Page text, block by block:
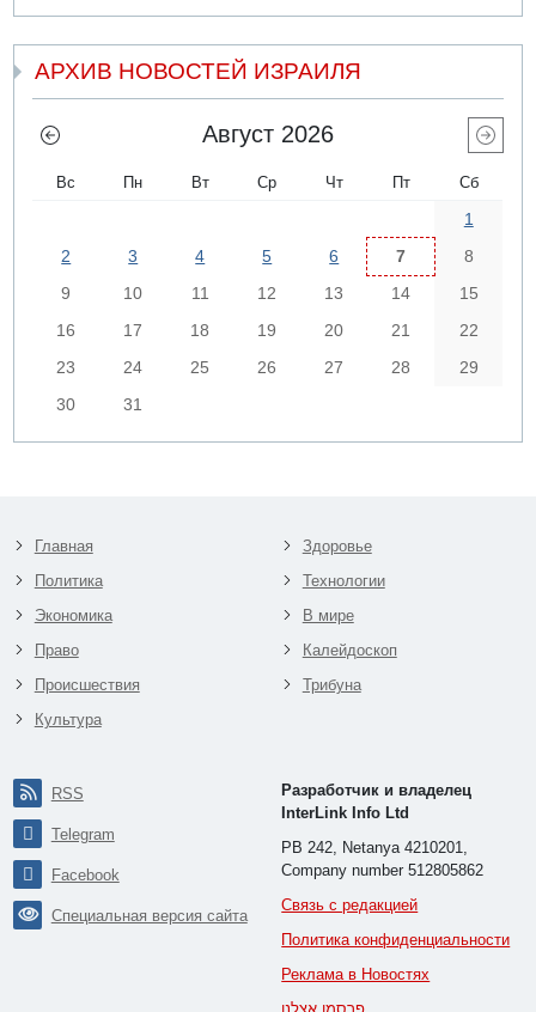
АРХИВ НОВОСТЕЙ ИЗРАИЛЯ
Август 2026
Вс Пн Вт Ср Чт Пт Сб
1
2
3 4 5 6 7
8
9
10 11 12 13 14
15
16
17 18 19 20 21
22
23
24 25 26 27 28
29
30
31
Главная
Политика
Экономика
Право
Происшествия
Культура
Здоровье
Технологии
В мире
Калейдоскоп
Трибуна
RSS
Telegram
Facebook
Специальная версия сайта
Разработчик и владелец
InterLink Info Ltd
PB 242, Netanya 4210201,
Company number 512805862
Связь с редакцией
Политика конфиденциальности
Реклама в Новостях